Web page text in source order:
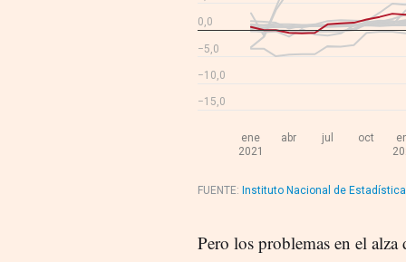
Pero los problemas en el alza